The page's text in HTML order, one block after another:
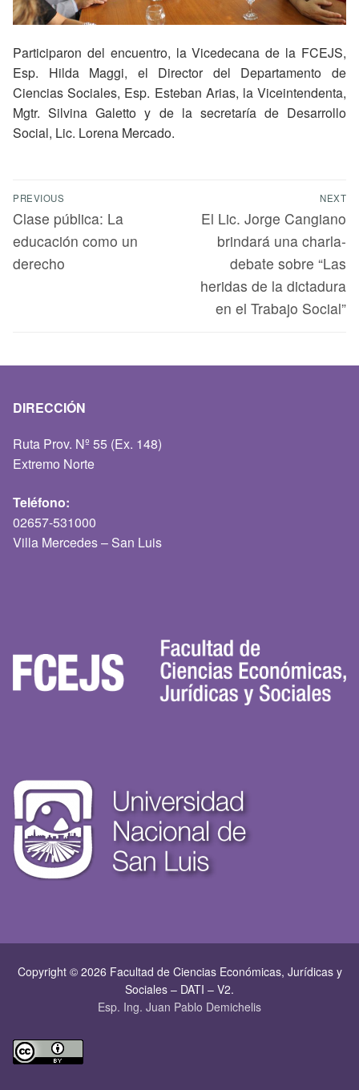
Participaron del encuentro, la Vicedecana de la FCEJS,
Esp. Hilda Maggi, el Director del Departamento de
Ciencias Sociales, Esp. Esteban Arias, la Viceintendenta,
Mgtr. Silvina Galetto y de la secretaría de Desarrollo
Social, Lic. Lorena Mercado.
PREVIOUS
Clase pública: La
educación como un
derecho
NEXT
El Lic. Jorge Cangiano
brindará una charla-
debate sobre “Las
heridas de la dictadura
en el Trabajo Social”
DIRECCIÓN
Ruta Prov. Nº 55 (Ex. 148)
Extremo Norte
Teléfono:
02657-531000
Villa Mercedes – San Luis
Copyright © 2026 Facultad de Ciencias Económicas, Jurí­dicas y
Sociales – DATI – V2.
Esp. Ing. Juan Pablo Demichelis